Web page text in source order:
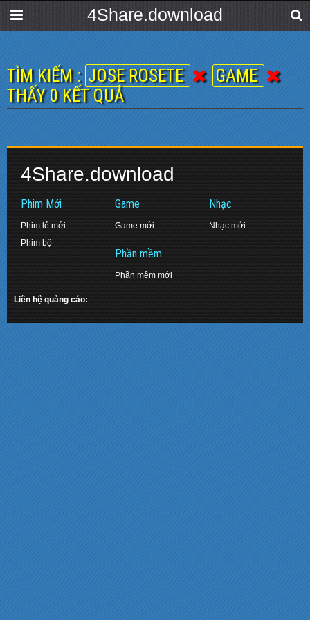
4Share.download
TÌM KIẾM : JOSE ROSETE
GAME
THẤY 0 KẾT QUẢ
4Share.download
Phim Mới
Phim lẻ mới
Phim bộ
Game
Game mới
Phần mềm
Phần mềm mới
Nhạc
Nhạc mới
Liên hệ quảng cáo: